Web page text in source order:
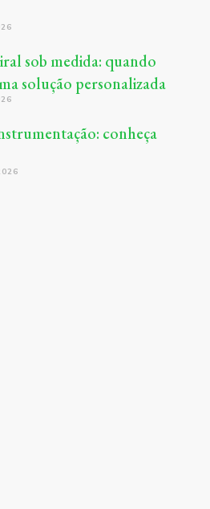
sob medida: quando
solução personalizada
conheça